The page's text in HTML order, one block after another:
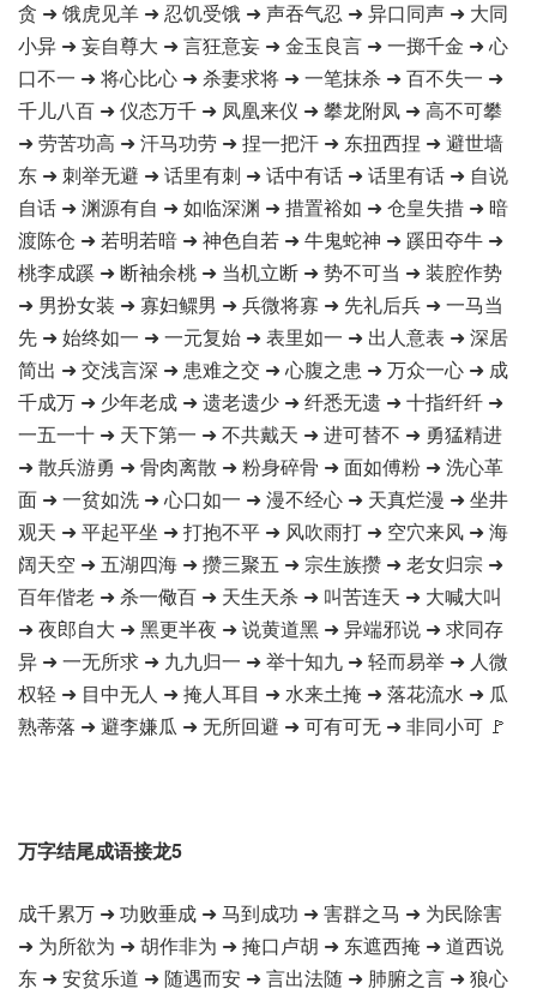
贪 ➜ 饿虎见羊 ➜ 忍饥受饿 ➜ 声吞气忍 ➜ 异口同声 ➜ 大同
小异 ➜ 妄自尊大 ➜ 言狂意妄 ➜ 金玉良言 ➜ 一掷千金 ➜ 心
口不一 ➜ 将心比心 ➜ 杀妻求将 ➜ 一笔抹杀 ➜ 百不失一 ➜
千儿八百 ➜ 仪态万千 ➜ 凤凰来仪 ➜ 攀龙附凤 ➜ 高不可攀
➜ 劳苦功高 ➜ 汗马功劳 ➜ 捏一把汗 ➜ 东扭西捏 ➜ 避世墙
东 ➜ 刺举无避 ➜ 话里有刺 ➜ 话中有话 ➜ 话里有话 ➜ 自说
自话 ➜ 渊源有自 ➜ 如临深渊 ➜ 措置裕如 ➜ 仓皇失措 ➜ 暗
渡陈仓 ➜ 若明若暗 ➜ 神色自若 ➜ 牛鬼蛇神 ➜ 蹊田夺牛 ➜
桃李成蹊 ➜ 断袖余桃 ➜ 当机立断 ➜ 势不可当 ➜ 装腔作势
➜ 男扮女装 ➜ 寡妇鳏男 ➜ 兵微将寡 ➜ 先礼后兵 ➜ 一马当
先 ➜ 始终如一 ➜ 一元复始 ➜ 表里如一 ➜ 出人意表 ➜ 深居
简出 ➜ 交浅言深 ➜ 患难之交 ➜ 心腹之患 ➜ 万众一心 ➜ 成
千成万 ➜ 少年老成 ➜ 遗老遗少 ➜ 纤悉无遗 ➜ 十指纤纤 ➜
一五一十 ➜ 天下第一 ➜ 不共戴天 ➜ 进可替不 ➜ 勇猛精进
➜ 散兵游勇 ➜ 骨肉离散 ➜ 粉身碎骨 ➜ 面如傅粉 ➜ 洗心革
面 ➜ 一贫如洗 ➜ 心口如一 ➜ 漫不经心 ➜ 天真烂漫 ➜ 坐井
观天 ➜ 平起平坐 ➜ 打抱不平 ➜ 风吹雨打 ➜ 空穴来风 ➜ 海
阔天空 ➜ 五湖四海 ➜ 攒三聚五 ➜ 宗生族攒 ➜ 老女归宗 ➜
百年偕老 ➜ 杀一儆百 ➜ 天生天杀 ➜ 叫苦连天 ➜ 大喊大叫
➜ 夜郎自大 ➜ 黑更半夜 ➜ 说黄道黑 ➜ 异端邪说 ➜ 求同存
异 ➜ 一无所求 ➜ 九九归一 ➜ 举十知九 ➜ 轻而易举 ➜ 人微
权轻 ➜ 目中无人 ➜ 掩人耳目 ➜ 水来土掩 ➜ 落花流水 ➜ 瓜
熟蒂落 ➜ 避李嫌瓜 ➜ 无所回避 ➜ 可有可无 ➜ 非同小可 🚩
万字结尾成语接龙5
成千累万 ➜ 功败垂成 ➜ 马到成功 ➜ 害群之马 ➜ 为民除害
➜ 为所欲为 ➜ 胡作非为 ➜ 掩口卢胡 ➜ 东遮西掩 ➜ 道西说
东 ➜ 安贫乐道 ➜ 随遇而安 ➜ 言出法随 ➜ 肺腑之言 ➜ 狼心